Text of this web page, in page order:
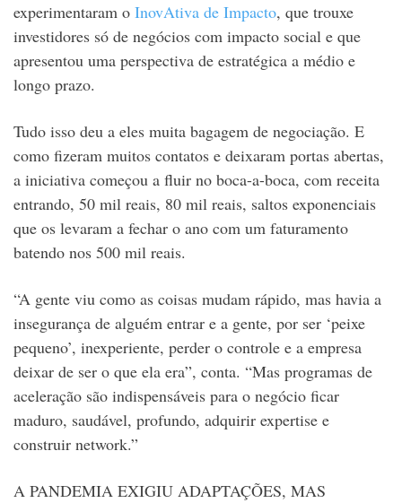
experimentaram o InovAtiva de Impacto, que trouxe
investidores só de negócios com impacto social e que
apresentou uma perspectiva de estratégica a médio e
longo prazo.
Tudo isso deu a eles muita bagagem de negociação. E
como fizeram muitos contatos e deixaram portas abertas,
a iniciativa começou a fluir no boca-a-boca, com receita
entrando, 50 mil reais, 80 mil reais, saltos exponenciais
que os levaram a fechar o ano com um faturamento
batendo nos 500 mil reais.
“A gente viu como as coisas mudam rápido, mas havia a
insegurança de alguém entrar e a gente, por ser ‘peixe
pequeno’, inexperiente, perder o controle e a empresa
deixar de ser o que ela era”, conta. “Mas programas de
aceleração são indispensáveis para o negócio ficar
maduro, saudável, profundo, adquirir expertise e
construir network.”
A PANDEMIA EXIGIU ADAPTAÇÕES, MAS